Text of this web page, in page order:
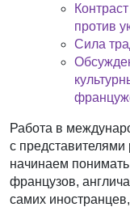
против
Сила
Работа в
с
начинаем
французов,
самих